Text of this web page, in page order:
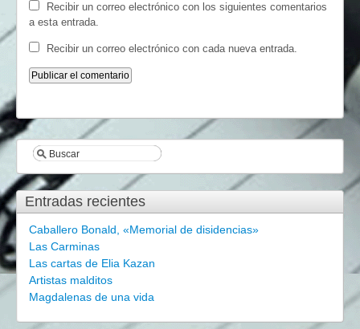
Recibir un correo electrónico con los siguientes comentarios
a esta entrada.
Recibir un correo electrónico con cada nueva entrada.
Entradas recientes
Caballero Bonald, «Memorial de disidencias»
Las Carminas
Las cartas de Elia Kazan
Artistas malditos
Magdalenas de una vida